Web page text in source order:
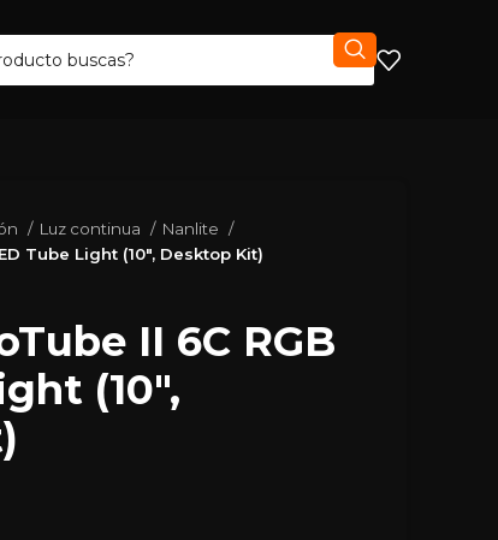
Luz continua
Nanlite
Tube Light (10″, Desktop Kit)
II 6C RGB
(10″,